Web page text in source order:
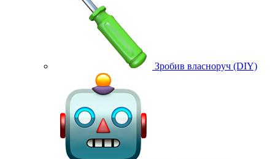
Зробив власноруч (DIY)